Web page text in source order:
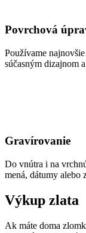
Povrchová
Používame
súčasným dizajnom
Gravírovanie
Do vnútra i na
mená, dátumy alebo
Výkup zlata
Ak máte doma